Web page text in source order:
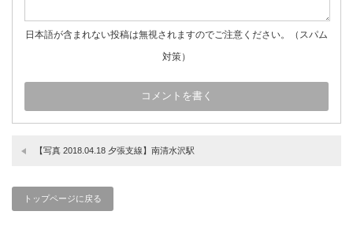
日本語が含まれない投稿は無視されますのでご注意ください。（スパム
対策）
【写真 2018.04.18 夕張支線】南清水沢駅
トップページに戻る